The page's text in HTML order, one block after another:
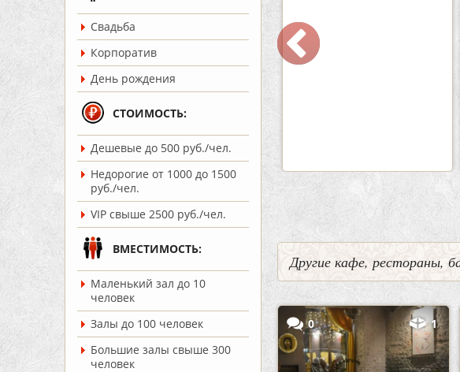
Cвадьба
Корпоратив
День рождения
СТОИМОСТЬ:
Дешевые до 500 руб./чел.
Недорогие от 1000 до 1500
руб./чел.
VIP свыше 2500 руб./чел.
ВМЕСТИМОСТЬ:
Маленький зал до 10
человек
Залы до 100 человек
Большие залы свыше 300
человек
до 100 чел.
1700 руб./чел.
Кафе-Бар Бермуды
Вместимость:
Ценаот 1200 руб./чел.
Район:
подробнее
Другие кафе, рестораны,
0 1